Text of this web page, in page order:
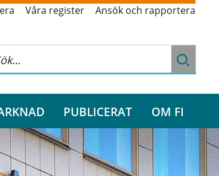
Våra register Ansök och rapportera
PUBLICERAT OM FI